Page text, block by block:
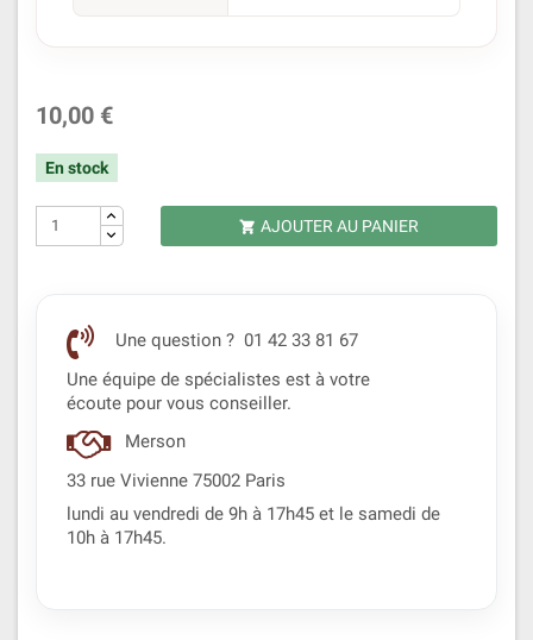
10,00 €
En stock
 AJOUTER AU PANIER
Une question ? 01 42 33 81 67
Une équipe de spécialistes est à votre
écoute pour vous conseiller.
Merson
33 rue Vivienne 75002 Paris
lundi au vendredi de 9h à 17h45 et le samedi de
10h à 17h45.